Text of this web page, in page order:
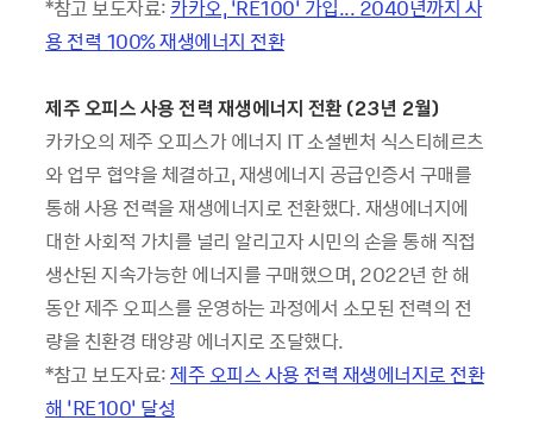
*참고 보도자료: 카카오, ‘RE100’ 가입... 2040년까지 사
용 전력 100% 재생에너지 전환
제주 오피스 사용 전력 재생에너지 전환 (23년 2월)
카카오의 제주 오피스가 에너지 IT 소셜벤처 식스티헤르츠
와 업무 협약을 체결하고, 재생에너지 공급인증서 구매를
통해 사용 전력을 재생에너지로 전환했다. 재생에너지에
대한 사회적 가치를 널리 알리고자 시민의 손을 통해 직접
생산된 지속가능한 에너지를 구매했으며, 2022년 한 해
동안 제주 오피스를 운영하는 과정에서 소모된 전력의 전
량을 친환경 태양광 에너지로 조달했다.
*참고 보도자료:제주 오피스 사용 전력 재생에너지로 전환
해 ‘RE100’ 달성